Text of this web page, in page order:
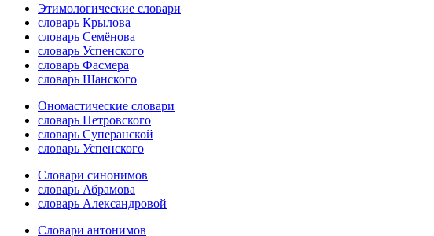
Этимологические словари
словарь Крылова
словарь Семёнова
словарь Успенского
словарь Фасмера
словарь Шанского
Ономастические словари
словарь Петровского
словарь Суперанской
словарь Успенского
Словари синонимов
словарь Абрамова
словарь Александровой
Словари антонимов